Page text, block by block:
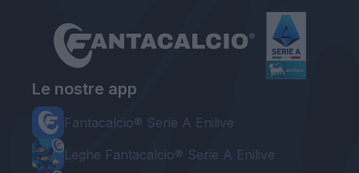
Le nostre app
Fantacalcio® Serie A Enilive
Leghe Fantacalcio® Serie A Enilive